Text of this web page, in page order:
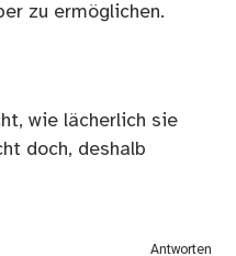
zu ermöglichen.
wie lächerlich sie
doch, deshalb
Antworten